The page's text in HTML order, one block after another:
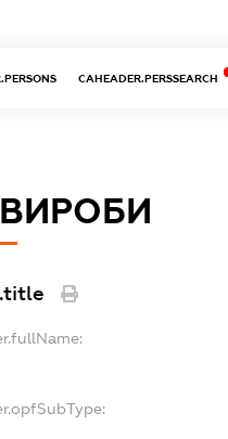
CAHEADER.PERSSEARCH